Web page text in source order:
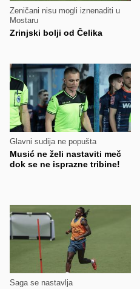
Zeničani nisu mogli iznenaditi u
Mostaru
Zrinjski bolji od Čelika
Glavni sudija ne popušta
Musić ne želi nastaviti meč
dok se ne isprazne tribine!
Saga se nastavlja